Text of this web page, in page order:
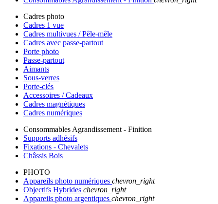
Cadres photo
Cadres 1 vue
Cadres multivues / Pêle-mêle
Cadres avec passe-partout
Porte photo
Passe-partout
Aimants
Sous-verres
Porte-clés
Accessoires / Cadeaux
Cadres magnétiques
Cadres numériques
Consommables Agrandissement - Finition
Supports adhésifs
Fixations - Chevalets
Châssis Bois
PHOTO
Appareils photo numériques chevron_right
Objectifs Hybrides chevron_right
Appareils photo argentiques chevron_right